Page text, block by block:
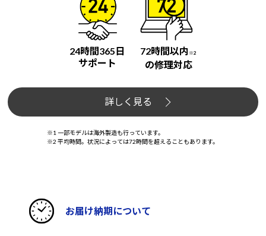
24時間365日
サポート
72時間以内 ※2
の修理対応
詳しく見る
※1 一部モデルは海外製造も行っています。
※2 平均時間。状況によっては72時間を超えることもあります。
お届け納期について